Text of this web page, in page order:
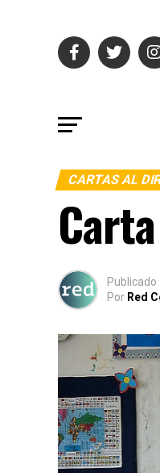
CARTAS AL
Publicado
Por Red